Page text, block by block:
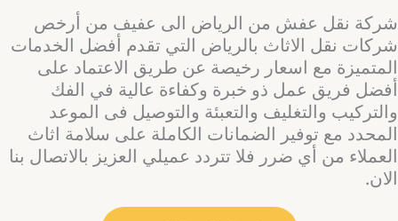
شركة نقل عفش من الرياض الى عفيف من أرخص
شركات نقل الاثاث بالرياض التي تقدم أفضل الخدمات
المتميزة مع اسعار رخيصة عن طريق الاعتماد على
أفضل فريق عمل ذو خبرة وكفاءة عالية في الفك
والتركيب والتغليف والتعبئة والتوصيل فى الموعد
المحدد مع توفير الضمانات الكاملة على سلامة اثاث
العملاء من أي ضرر فلا تتردد عميلي العزيز بالاتصال بنا
الان.